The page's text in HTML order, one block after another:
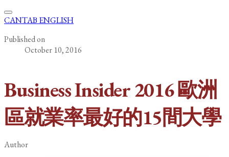
CANTAB ENGLISH
Published on
October 10, 2016
Business Insider 2016 歐洲
區就業率最好的15間大學
Author